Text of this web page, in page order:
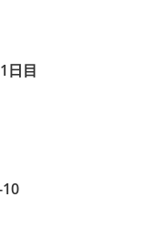
日目